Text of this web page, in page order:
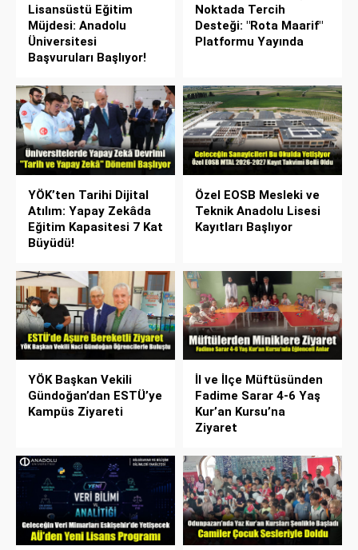
Lisansüstü Eğitim
Müjdesi: Anadolu
Üniversitesi
Başvuruları Başlıyor!
Noktada Tercih
Desteği: "Rota Maarif"
Platformu Yayında
YÖK’ten Tarihi Dijital
Atılım: Yapay Zekâda
Eğitim Kapasitesi 7 Kat
Büyüdü!
Özel EOSB Mesleki ve
Teknik Anadolu Lisesi
Kayıtları Başlıyor
YÖK Başkan Vekili
Gündoğan’dan ESTÜ’ye
Kampüs Ziyareti
İl ve İlçe Müftüsünden
Fadime Sarar 4-6 Yaş
Kur’an Kursu’na
Ziyaret